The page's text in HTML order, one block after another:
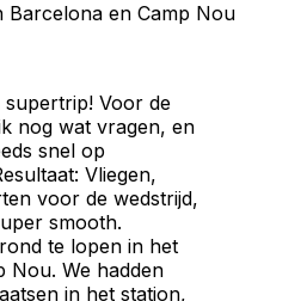
Barcelona en Camp Nou
Voor de
nog wat vragen, en
snel op
Vliegen,
voor de wedstrijd,
smooth.
te lopen in het
Nou. We hadden
in het station,